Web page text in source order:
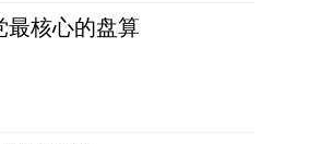
最核心的盘算